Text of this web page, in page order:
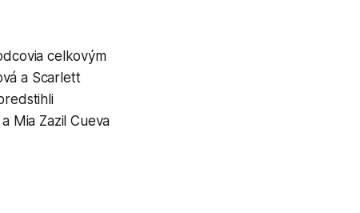
celkovým
a Scarlett
Mia Zazil Cueva